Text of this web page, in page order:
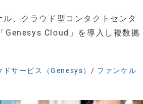
ル、クラウド型コンタクトセンタ
Genesys Cloud」を導入し複数拠
ドサービス（Genesys）/ ファンケル